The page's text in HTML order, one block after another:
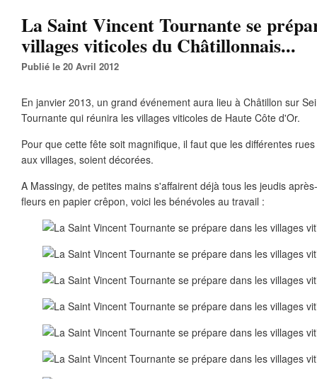
La Saint Vincent Tournante se
villages viticoles du Châtillonnais...
Publié le 20 Avril 2012
En janvier 2013, un grand événement aura lieu à Châtillon sur
Tournante qui réunira les villages viticoles de Haute Côte d'Or.
Pour que cette fête soit magnifique, il faut que les différentes
aux villages, soient décorées.
A Massingy, de petites mains s'affairent déjà tous les jeudis
fleurs en papier crêpon, voici les bénévoles au travail :